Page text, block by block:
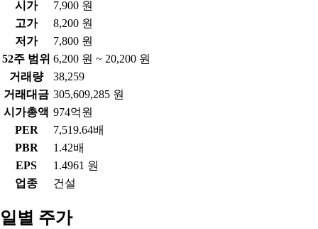
시가
7,900 원
고가
8,200 원
저가
7,800 원
52주 범위 6,200 원 ~ 20,200 원
거래량
38,259
거래대금 305,609,285 원
시가총액 974억원
PER
7,519.64배
PBR
1.42배
EPS
1.4961 원
업종
건설
일별 주가